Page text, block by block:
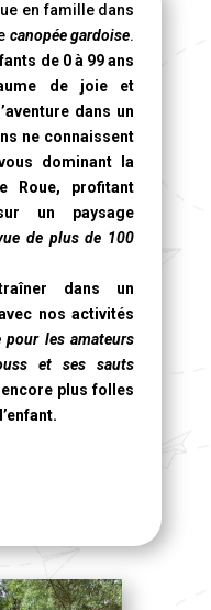
en famille dans
canopée gardoise.
de 0 à 99 ans
de joie et
dans un
ne connaissent
dominant la
Roue, profitant
un paysage
de plus de 100
dans un
nos activités
pour les amateurs
et ses sauts
plus folles